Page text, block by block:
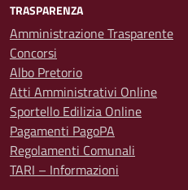
TRASPARENZA
Amministrazione Trasparente
Concorsi
Albo Pretorio
Atti Amministrativi Online
Sportello Edilizia Online
Pagamenti PagoPA
Regolamenti Comunali
TARI – Informazioni